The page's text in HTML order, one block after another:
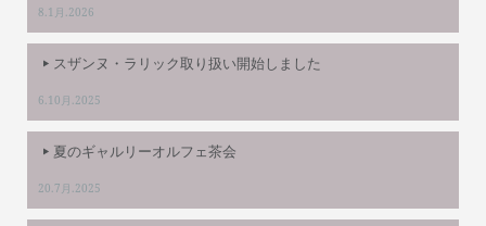
8.1月.2026
スザンヌ・ラリック取り扱い開始しました
6.10月.2025
夏のギャルリーオルフェ茶会
20.7月.2025